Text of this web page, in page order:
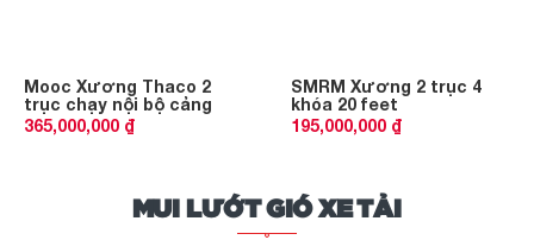
Mooc Xương Thaco 2
trục chạy nội bộ cảng
365,000,000 ₫
SMRM Xương 2 trục 4
khóa 20 feet
195,000,000 ₫
MUI LƯỚT GIÓ XE TẢI